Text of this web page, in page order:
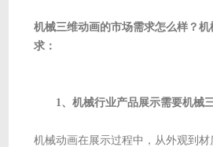
机械三维动画的市场需求怎么样？
求：
1、机械行业产品展示需要机械
机械动画在展示过程中，从外观到